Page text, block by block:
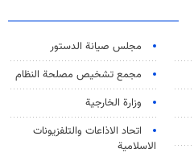
مجلس صيانة الدستور
مجمع تشخيص مصلحة النظام
وزارة الخارجية
اتحاد الاذاعات والتلفزيونات
الاسلامية